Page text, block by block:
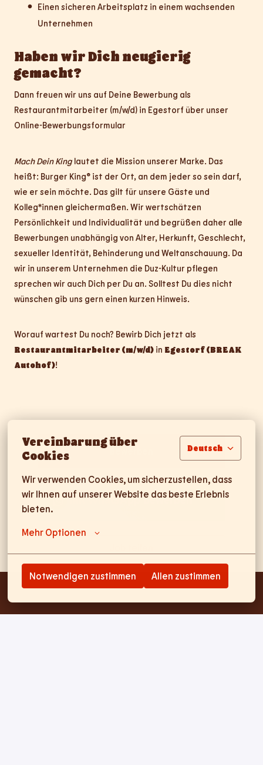
Vereinbarung über
Cookies
Deutsch
Wir verwenden Cookies, um sicherzustellen, dass
wir Ihnen auf unserer Website das beste Erlebnis
bieten.
Mehr Optionen
Notwendigen zustimmen Allen zustimmen
Einen sicheren Arbeitsplatz in einem wachsenden
Unternehmen
Haben wir Dich neugierig
gemacht?
Dann freuen wir uns auf Deine Bewerbung als
Restaurantmitarbeiter (m/w/d) in Egestorf über unser
Online-Bewerbungsformular
Mach Dein King lautet die Mission unserer Marke. Das
heißt: Burger King® ist der Ort, an dem jeder so sein darf,
wie er sein möchte. Das gilt für unsere Gäste und
Kolleg*innen gleichermaßen. Wir wertschätzen
Persönlichkeit und Individualität und begrüßen daher alle
Bewerbungen unabhängig von Alter, Herkunft, Geschlecht,
sexueller Identität, Behinderung und Weltanschauung. Da
wir in unserem Unternehmen die Duz-Kultur pflegen
sprechen wir auch Dich per Du an. Solltest Du dies nicht
wünschen gib uns gern einen kurzen Hinweis.
Worauf wartest Du noch? Bewirb Dich jetzt als
Restaurantmitarbeiter (m/w/d) in Egestorf (BREAK
Autohof)!
Mit WhatsApp bewerben